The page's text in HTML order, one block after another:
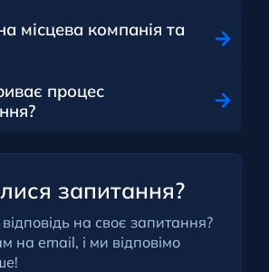
місцева компанія та
процес
запитання?
на своє запитання?
на email, і ми відповімо